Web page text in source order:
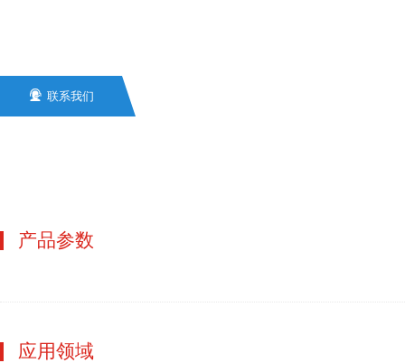
 联系我们
产品参数
应用领域